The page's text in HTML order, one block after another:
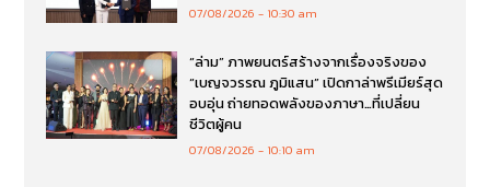
07/08/2026 10:30 am
“ล่าม” ภาพยนตร์สร้างจากเรื่องจริงของ
“เบญจวรรณ ภูมิแสน” เปิดกาล่าพรีเมียร์สุด
อบอุ่น ถ่ายทอดพลังของภาษา…ที่เปลี่ยน
ชีวิตผู้คน
07/08/2026 10:10 am